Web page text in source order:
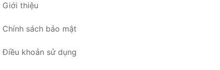
Giới thiệu
Chính sách bảo mật
Điều khoản sử dụng